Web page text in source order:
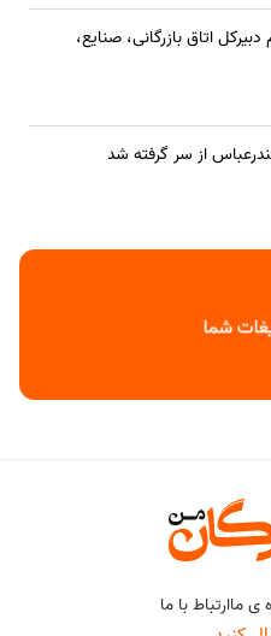
اتاق بازرگانی، صنایع،
از سر گرفته شد
ی ماارتباط با ما